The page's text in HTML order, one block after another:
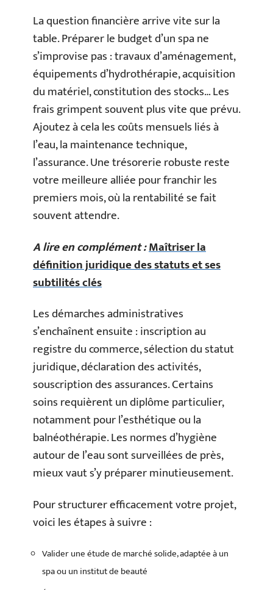
La question financière arrive vite sur la
table. Préparer le budget d’un spa ne
s’improvise pas : travaux d’aménagement,
équipements d’hydrothérapie, acquisition
du matériel, constitution des stocks… Les
frais grimpent souvent plus vite que prévu.
Ajoutez à cela les coûts mensuels liés à
l’eau, la maintenance technique,
l’assurance. Une trésorerie robuste reste
votre meilleure alliée pour franchir les
premiers mois, où la rentabilité se fait
souvent attendre.
A lire en complément :Maîtriser la
définition juridique des statuts et ses
subtilités clés
Les démarches administratives
s’enchaînent ensuite : inscription au
registre du commerce, sélection du statut
juridique, déclaration des activités,
souscription des assurances. Certains
soins requièrent un diplôme particulier,
notamment pour l’esthétique ou la
balnéothérapie. Les normes d’hygiène
autour de l’eau sont surveillées de près,
mieux vaut s’y préparer minutieusement.
Pour structurer efficacement votre projet,
voici les étapes à suivre :
Valider une étude de marché solide, adaptée à un
spa ou un institut de beauté